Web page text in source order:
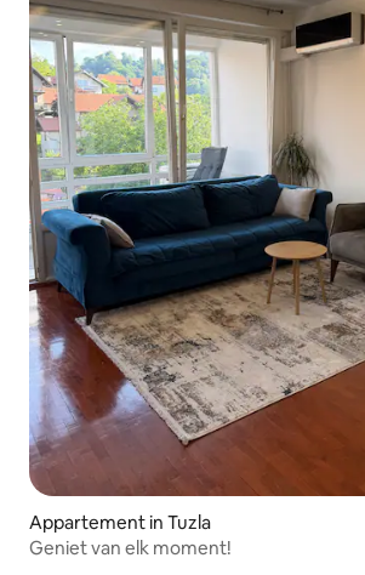
Appartement in Tuzla
Geniet van elk moment!